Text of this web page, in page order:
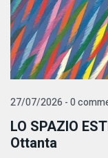
27/07/2026 - 0
LO SPAZIO
Ottanta